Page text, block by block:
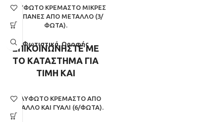
ΠΟΛΎΦΩΤΟ ΚΡΕΜΑΣΤΌ ΜΙΚΡΈΣ
ΚΑΜΠΆΝΕΣ ΑΠΌ ΜΈΤΑΛΛΟ (3/
ΦΏΤΑ).
Φωτιστικά,Οροφής
ΕΠΙΚΟΙΝΩΝΗΣΤΕ ΜΕ
ΤΟ ΚΑΤΑΣΤΗΜΑ ΓΙΑ
ΤΙΜΗ ΚΑΙ
ΠΟΛΎΦΩΤΟ ΚΡΕΜΑΣΤΌ ΑΠΌ
ΜΈΤΑΛΛΟ ΚΑΙ ΓΥΑΛΊ (6/ΦΏΤΑ).